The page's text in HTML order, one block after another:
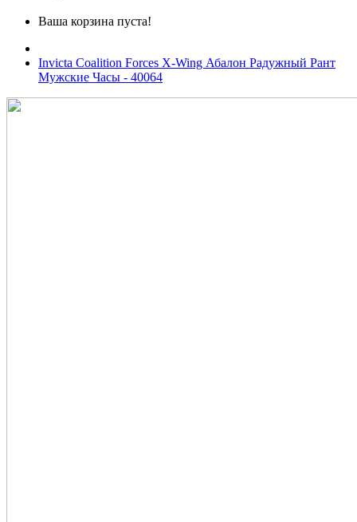
Ваша корзина пуста!
Invicta Coalition Forces X-Wing Абалон Радужный Рант
Мужские Часы - 40064